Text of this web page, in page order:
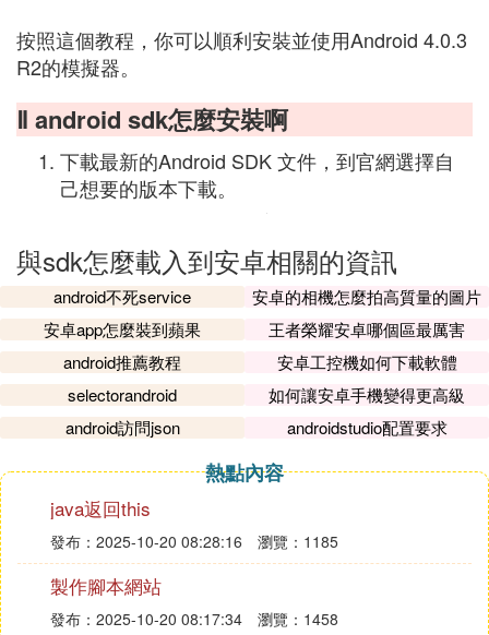
按照這個教程，你可以順利安裝並使用Android 4.0.3
R2的模擬器。
Ⅱ android sdk怎麼安裝啊
下載最新的Android SDK 文件，到官網選擇自
己想要的版本下載。
與sdk怎麼載入到安卓相關的資訊
android不死service
安卓的相機怎麼拍高質量的圖片
安卓app怎麼裝到蘋果
王者榮耀安卓哪個區最厲害
android推薦教程
安卓工控機如何下載軟體
selectorandroid
如何讓安卓手機變得更高級
android訪問json
androidstudio配置要求
熱點內容
java返回this
發布：2025-10-20 08:28:16 瀏覽：1185
製作腳本網站
發布：2025-10-20 08:17:34 瀏覽：1458